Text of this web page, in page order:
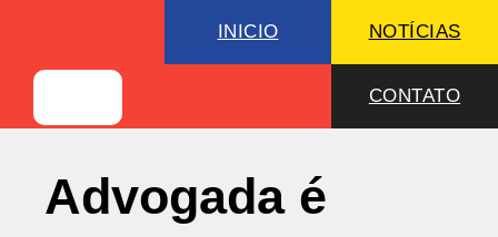
INICIO NOTÍCIAS
CONTATO
Advogada é